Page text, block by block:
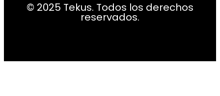
© 2025 Tekus. Todos los derechos
reservados.